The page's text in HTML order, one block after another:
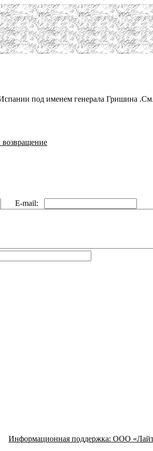
под именем генерала Гришина .См.
E-mail:
Информационная поддержка: ООО «Лайт